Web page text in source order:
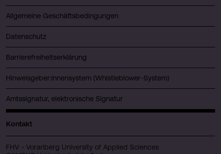
Allgemeine Geschäftsbedingungen
Datenschutz
Barrierefreiheitserklärung
Hinweisgeber:innensystem (Whistleblower-System)
Amtssignatur, elektronische Signatur
Kontakt
FHV - Vorarlberg University of Applied Sciences